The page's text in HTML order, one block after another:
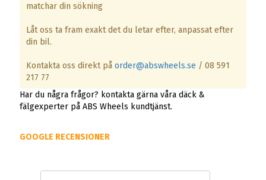
matchar din sökning
Låt oss ta fram exakt det du letar efter, anpassat efter
din bil.
Kontakta oss direkt påorder@abswheels.se / 08 591
217 77
Har du några frågor? kontakta gärna våra däck &
fälgexperter på ABS Wheels kundtjänst.
GOOGLE RECENSIONER